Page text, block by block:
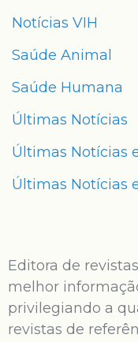
Notícias VIH
Saúde Animal
Saúde Humana
Últimas Notícias
Últimas Notícias
Últimas Notícias
Editora de
melhor
privilegiando a
revistas de